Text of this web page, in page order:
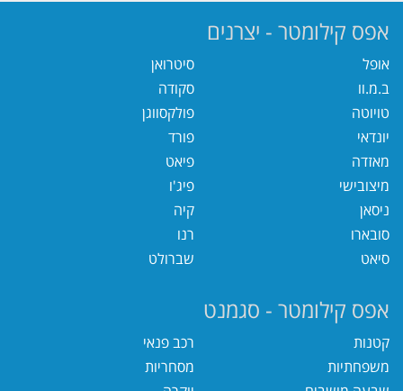
אפס קילומטר - יצרנים
אופל
ב.מ.וו
טויוטה
יונדאי
מאזדה
מיצובישי
ניסאן
סובארו
סיאט
סיטרואן
סקודה
פולקסווגן
פורד
פיאט
פיג'ו
קיה
רנו
שברולט
אפס קילומטר - סגמנט
קטנות
משפחתיות
רכב פנאי
מסחריות